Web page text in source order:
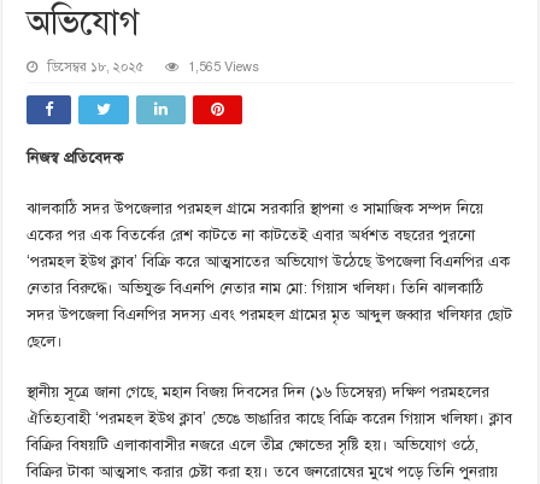
অভিযোগ
ডিসেম্বর ১৮, ২০২৫ 1,565 Views
নিজস্ব প্রতিবেদক
ঝালকাঠি সদর উপজেলার পরমহল গ্রামে সরকারি স্থাপনা ও সামাজিক সম্পদ নিয়ে
একের পর এক বিতর্কের রেশ কাটতে না কাটতেই এবার অর্ধশত বছরের পুরনো
‘পরমহল ইউথ ক্লাব’ বিক্রি করে আত্মসাতের অভিযোগ উঠেছে উপজেলা বিএনপির এক
নেতার বিরুদ্ধে। অভিযুক্ত বিএনপি নেতার নাম মো: গিয়াস খলিফা। তিনি ঝালকাঠি
সদর উপজেলা বিএনপির সদস্য এবং পরমহল গ্রামের মৃত আব্দুল জব্বার খলিফার ছোট
ছেলে।
স্থানীয় সূত্রে জানা গেছে, মহান বিজয় দিবসের দিন (১৬ ডিসেম্বর) দক্ষিণ পরমহলের
ঐতিহ্যবাহী ‘পরমহল ইউথ ক্লাব’ ভেঙে ভাঙারির কাছে বিক্রি করেন গিয়াস খলিফা। ক্লাব
বিক্রির বিষয়টি এলাকাবাসীর নজরে এলে তীব্র ক্ষোভের সৃষ্টি হয়। অভিযোগ ওঠে,
বিক্রির টাকা আত্মসাৎ করার চেষ্টা করা হয়। তবে জনরোষের মুখে পড়ে তিনি পুনরায়